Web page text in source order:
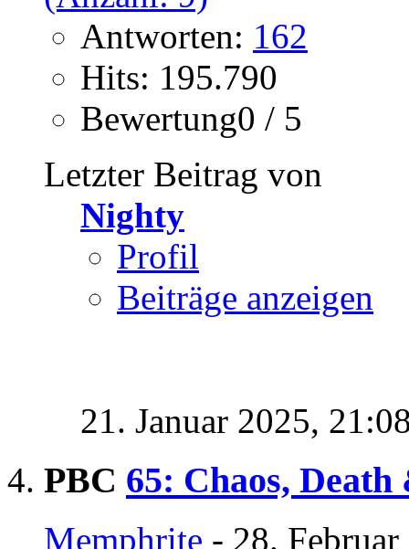
Antworten: 162
Hits: 195.790
Bewertung0 / 5
Letzter Beitrag von
Nighty
Profil
Beiträge anzeigen
21. Januar 2025,
PBC 65: Chaos,
Memphrite - 28.